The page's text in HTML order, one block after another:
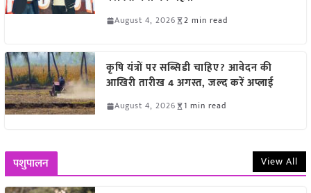
August 4, 2026 2 min read
कृषि यंत्रों पर सब्सिडी चाहिए? आवेदन की
आखिरी तारीख 4 अगस्त, जल्द करें अप्लाई
August 4, 2026 1 min read
पशुपालन View All